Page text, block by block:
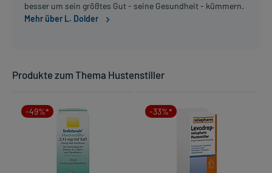
besser um sein größtes Gut - seine Gesundheit - kümmern.
Mehr über L. Dolder
Produkte zum Thema Hustenstiller
-49%* -33%*